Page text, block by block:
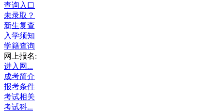
查询入口
未录取？
新生复查
入学须知
学籍查询
网上报名:
进入网...
成考简介
报考条件
考试相关
考试科...